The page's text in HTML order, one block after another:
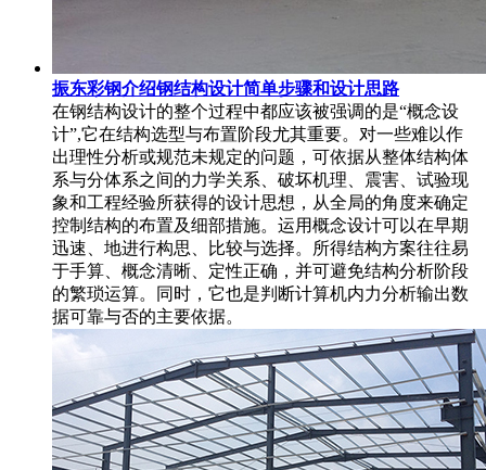
振东彩钢介绍钢结构设计简单步骤和设计思路
在钢结构设计的整个过程中都应该被强调的是“概念设
计”,它在结构选型与布置阶段尤其重要。对一些难以作
出理性分析或规范未规定的问题，可依据从整体结构体
系与分体系之间的力学关系、破坏机理、震害、试验现
象和工程经验所获得的设计思想，从全局的角度来确定
控制结构的布置及细部措施。运用概念设计可以在早期
迅速、地进行构思、比较与选择。所得结构方案往往易
于手算、概念清晰、定性正确，并可避免结构分析阶段
的繁琐运算。同时，它也是判断计算机内力分析输出数
据可靠与否的主要依据。